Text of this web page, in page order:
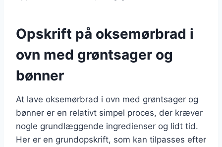
Opskrift på oksemørbrad i
ovn med grøntsager og
bønner
At lave oksemørbrad i ovn med grøntsager og
bønner er en relativt simpel proces, der kræver
nogle grundlæggende ingredienser og lidt tid.
Her er en grundopskrift, som kan tilpasses efter